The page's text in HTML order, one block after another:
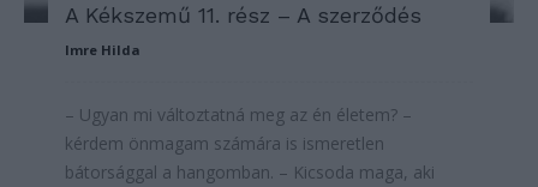
A Kékszemű 11. rész – A szerződés
Imre Hilda
– Ugyan mi változtatná meg az én életem? –
kérdem önmagam számára is ismeretlen
bátorsággal a hangomban. – Kicsoda maga, aki